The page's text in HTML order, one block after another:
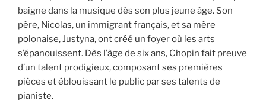
baigne dans la musique dès son plus jeune âge. Son
père, Nicolas, un immigrant français, et sa mère
polonaise, Justyna, ont créé un foyer où les arts
s’épanouissent. Dès l’âge de six ans, Chopin fait preuve
d’un talent prodigieux, composant ses premières
pièces et éblouissant le public par ses talents de
pianiste.